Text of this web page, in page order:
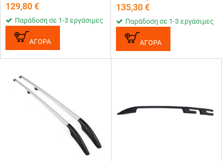
129,80€
Παράδοση σε 1-3 εργάσιμες
ΑΓΟΡΑ
135,30€
Παράδοση σε 1-3 εργάσιμες
ΑΓΟΡΑ